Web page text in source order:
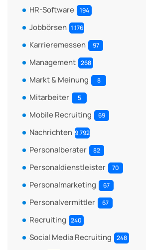
HR-Software 194
Jobbörsen 1.176
Karrieremessen 97
Management 268
Markt & Meinung 8
Mitarbeiter 5
Mobile Recruiting 69
Nachrichten 9.792
Personalberater 82
Personaldienstleister 70
Personalmarketing 67
Personalvermittler 67
Recruiting 240
Social Media Recruiting 248